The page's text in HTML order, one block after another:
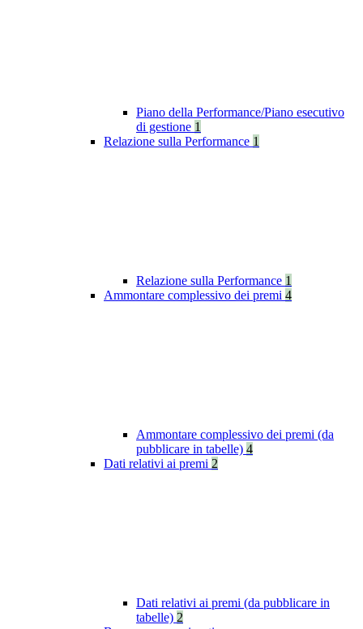
Piano della Performance/Piano esecutivo
di gestione 1
Relazione sulla Performance 1
Relazione sulla Performance 1
Ammontare complessivo dei premi 4
Ammontare complessivo dei premi (da
pubblicare in tabelle) 4
Dati relativi ai premi 2
Dati relativi ai premi (da pubblicare in
tabelle) 2